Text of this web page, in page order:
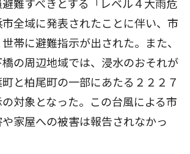
難すべきとする「レベル４大雨危
全域に発表されたことに伴い、市
帯に避難指示が出された。また、
の周辺地域では、浸水のおそれが
と柏尾町の一部にあたる２２２７
対象となった。この台風による市
家屋への被害は報告されなかっ